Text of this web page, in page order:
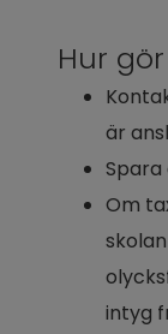
Hur
är
Spara
Om
intyg